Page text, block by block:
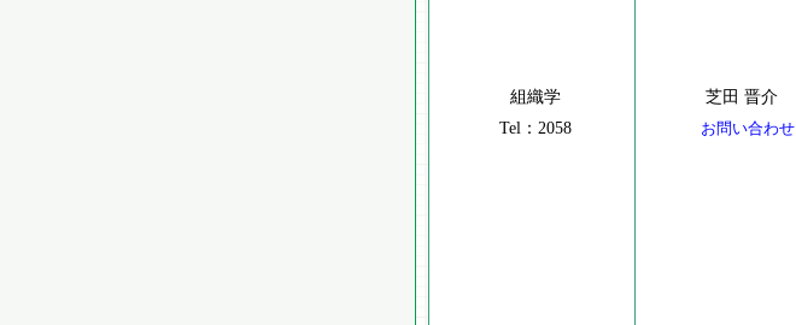
組織学
Tel：2058
芝田 晋介
お問い合わせ